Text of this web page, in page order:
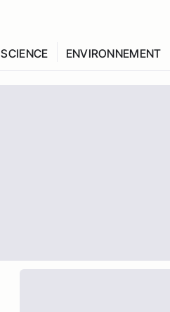
SCIENCE ENVIRONNEMENT